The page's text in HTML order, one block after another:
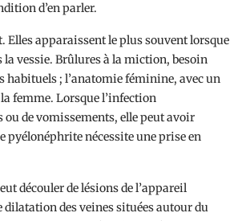
d’en parler.
apparaissent le plus souvent lorsque
la vessie. Brûlures à la miction, besoin
habituels ; l’anatomie féminine, avec un
femme. Lorsque l’infection
ou de vomissements, elle peut avoir
pyélonéphrite nécessite une prise en
découler de lésions de l’appareil
dilatation des veines situées autour du